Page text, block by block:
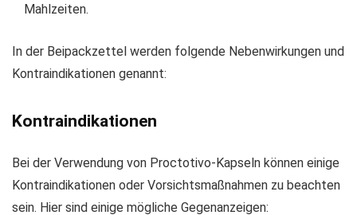
Mahlzeiten.
In der Beipackzettel werden folgende Nebenwirkungen und
Kontraindikationen genannt:
Kontraindikationen
Bei der Verwendung von Proctotivo-Kapseln können einige
Kontraindikationen oder Vorsichtsmaßnahmen zu beachten
sein. Hier sind einige mögliche Gegenanzeigen: